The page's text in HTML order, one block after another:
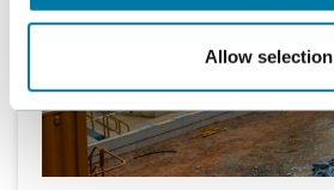
Allow selection